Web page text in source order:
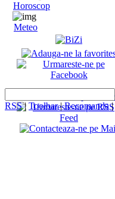
Horoscop
Meteo
RSS| Toolbar|Recomanda|